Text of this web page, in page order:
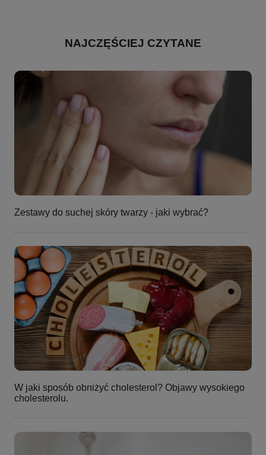
NAJCZĘŚCIEJ CZYTANE
Zestawy do suchej skóry twarzy - jaki wybrać?
W jaki sposób obniżyć cholesterol? Objawy wysokiego
cholesterolu.